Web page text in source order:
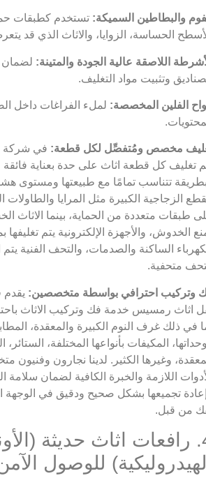
والبطاطين السميكة: تستخدم كطبقات
الحساسة، الزوايا، والاثاث الذي قد
اللاصقة عالية الجودة والمتينة: لضمان
وتثبيت مواد التغليف.
الفلين المخصصة: لملء الفراغات داخل
مخصص ومُتفصِّل لكل قطعة: في شركة
تغليف كل قطعة اثاث على حدة بعناية
تتناسب تمامًا مع طبيعتها ومستوى
الزجاجية الكبيرة مثل المرايا
طبقات متعددة من الحماية، بينما الاثاث
الخدوش، والأجهزة الإلكترونية يتم تغليفها
الساكنة والصدمات، والتحف الفنية يتم
متحفية.
وتركيب احترافي بواسطة متخصصين: يقدم
اثاث رمسيس خدمة فك وتركيب الاثاث
في ذلك غرف النوم الكبيرة والمعقدة،
المكيفات بأنواعها المختلفة،
وغيرها الكثير. لدينا نجارون وفنيون
اللازمة والخبرة الكافية لضمان سلامة
تجميعها بشكل صحيح ودقيق في الوجهة
من قبل.
4. رافعات اثاث حديثة
للوصول